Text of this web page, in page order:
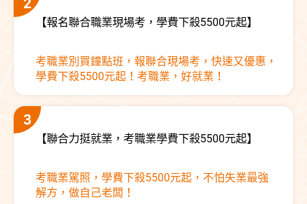
【報名聯合職業現場考，學費下殺5500元起】
考職業別買鐘點班，報聯合現場考，快速又優惠，
學費下殺5500元起！考職業，好就業！
【聯合力挺就業，考職業學費下殺5500元起】
考職業駕照，學費下殺5500元起，不怕失業最強
解方，做自己老闆！